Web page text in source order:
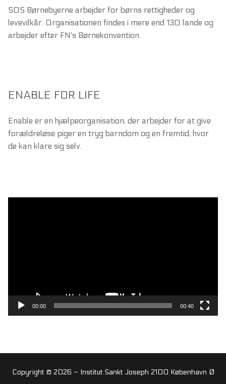
SOS Børnebyerne arbejder for børns rettigheder og
levevilkår. Organisationen findes i mere end 130 lande og
arbejder efter FN's Børnekonvention.
ENABLE FOR LIFE
Enable er en hjælpeorganisation, der arbejder for at give
forældreløse piger en tryg barndom og en fremtid, hvor
de kan klare sig selv.
00:00 00:40
Copyright © 2026 – Institut Sankt Joseph 2100 København Ø